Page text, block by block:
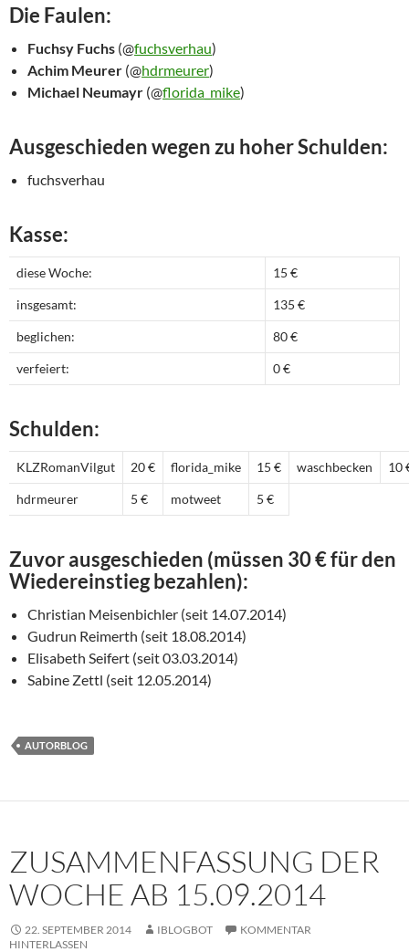
Die Faulen:
Fuchsy Fuchs (@fuchsverhau)
Achim Meurer (@hdrmeurer)
Michael Neumayr (@florida_mike)
Ausgeschieden wegen zu hoher Schulden:
fuchsverhau
Kasse:
diese Woche: 15 €
insgesamt: 135 €
beglichen: 80 €
verfeiert: 0 €
Schulden:
KLZRomanVilgut 20 € florida_mike 15 € waschbecken 10
hdrmeurer 5 € motweet 5 €
Zuvor ausgeschieden (müssen 30 € für den
Wiedereinstieg bezahlen):
Christian Meisenbichler (seit 14.07.2014)
Gudrun Reimerth (seit 18.08.2014)
Elisabeth Seifert (seit 03.03.2014)
Sabine Zettl (seit 12.05.2014)
AUTORBLOG
ZUSAMMENFASSUNG DER
WOCHE AB 15.09.2014
22. SEPTEMBER 2014 IBLOGBOT
KOMMENTAR
HINTERLASSEN